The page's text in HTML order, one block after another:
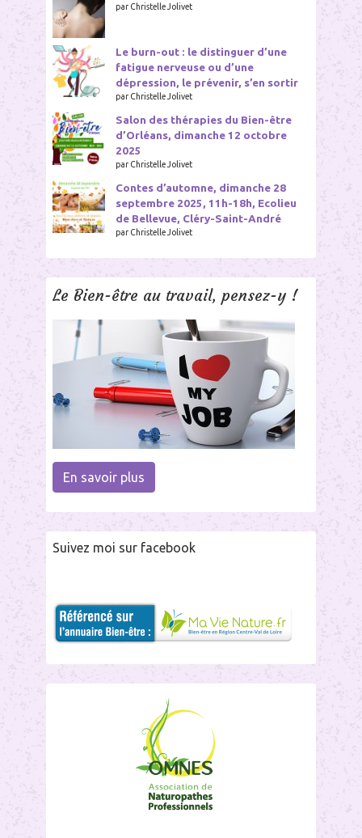
par Christelle Jolivet
Le burn-out : le distinguer d’une
fatigue nerveuse ou d’une
dépression, le prévenir, s’en sortir
par Christelle Jolivet
Salon des thérapies du Bien-être
d’Orléans, dimanche 12 octobre
2025
par Christelle Jolivet
Contes d’automne, dimanche 28
septembre 2025, 11h-18h, Ecolieu
de Bellevue, Cléry-Saint-André
par Christelle Jolivet
Le Bien-être au travail, pensez-y !
En savoir plus
Suivez moi sur facebook